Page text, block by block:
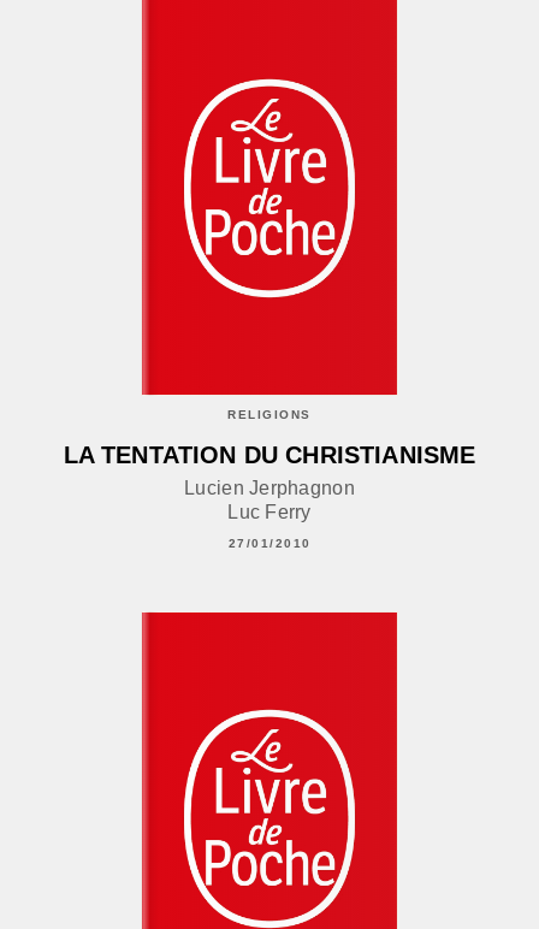
RELIGIONS
LA TENTATION DU CHRISTIANISME
Lucien Jerphagnon
Luc Ferry
27/01/2010